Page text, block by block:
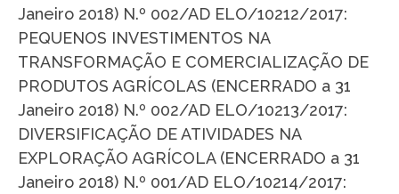
Janeiro 2018) N.º 002/AD ELO/10212/2017:
PEQUENOS INVESTIMENTOS NA
TRANSFORMAÇÃO E COMERCIALIZAÇÃO DE
PRODUTOS AGRÍCOLAS (ENCERRADO a 31
Janeiro 2018) N.º 002/AD ELO/10213/2017:
DIVERSIFICAÇÃO DE ATIVIDADES NA
EXPLORAÇÃO AGRÍCOLA (ENCERRADO a 31
Janeiro 2018) N.º 001/AD ELO/10214/2017: